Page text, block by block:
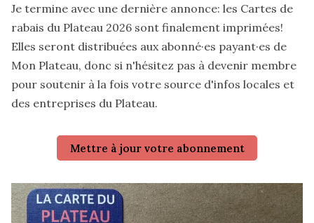
Je termine avec une dernière annonce: les Cartes de
rabais du Plateau 2026 sont finalement imprimées!
Elles seront distribuées aux abonné·es payant·es de
Mon Plateau, donc si n'hésitez pas à devenir membre
pour soutenir à la fois votre source d'infos locales et
des entreprises du Plateau.
Mettre à jour votre abonnement